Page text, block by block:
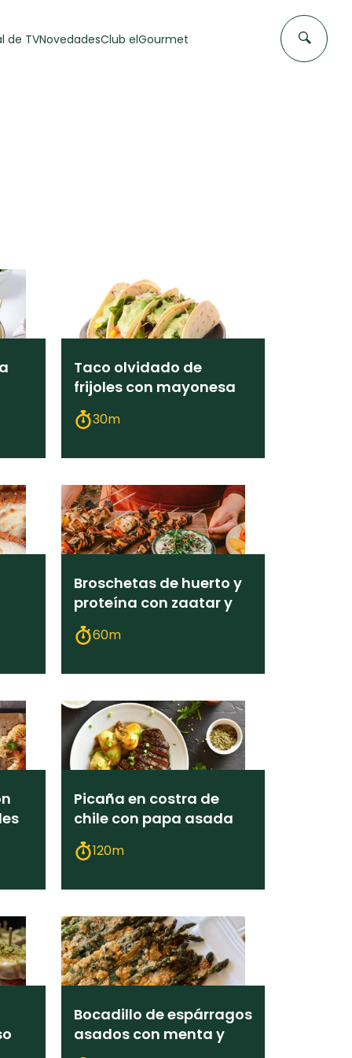
DE FLAN CASERO
50 min
de TVNovedadesClub elGourmet
Taco olvidado de
frijoles con mayonesa
verde
30m
Broschetas de huerto y
proteína con zaatar y
salsa tzatziki
60m
Picaña en costra de
chile con papa asada
120m
Bocadillo de espárragos
asados con menta y
parmesano